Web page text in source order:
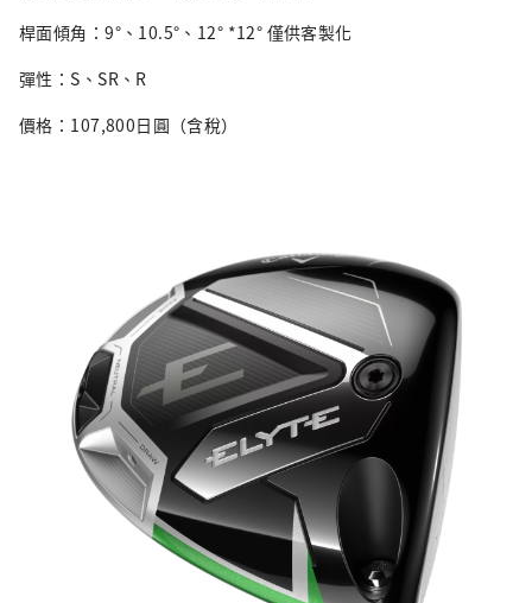
桿面傾角：9°、10.5°、12° *12° 僅供客製化
彈性：S、SR、R
價格：107,800日圓（含稅）